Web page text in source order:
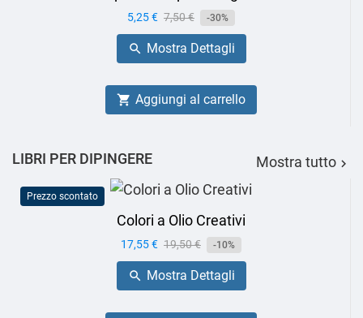
Prezzo
5,25 € Prezzo
base
7,50 € -30%
 Mostra Dettagli
 Aggiungi al carrello
LIBRI PER DIPINGERE Mostra tutto 
Prezzo scontato
Colori a Olio Creativi
Prezzo
17,55 € Prezzo
base
19,50 € -10%
 Mostra Dettagli